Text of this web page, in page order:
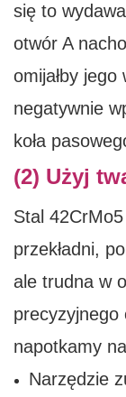
się to
otwór A
omijałby jego
negatywnie
koła
(2) Użyj
Stal
przekładni,
ale trudna w
precyzyjnego
napotkamy
Narzędzie